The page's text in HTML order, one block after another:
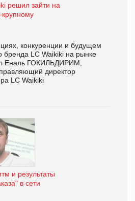
решил зайти на
конкуренции и будущем
бренда LC Waikiki на рынке
Еналь ГОКИЛЬДИРИМ,
директор
LC Waikiki
и результаты
в сети